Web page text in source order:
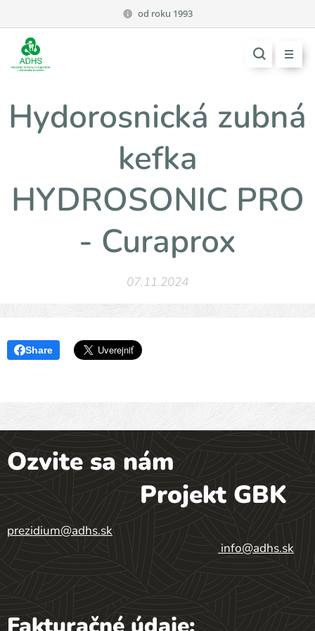
od roku 1993
Hydorosnická zubná
kefka
HYDROSONIC PRO
- Curaprox
07.11.2024
Share
Ozvite sa nám
Projekt GBK
prezidium@adhs.sk
info@adhs.sk